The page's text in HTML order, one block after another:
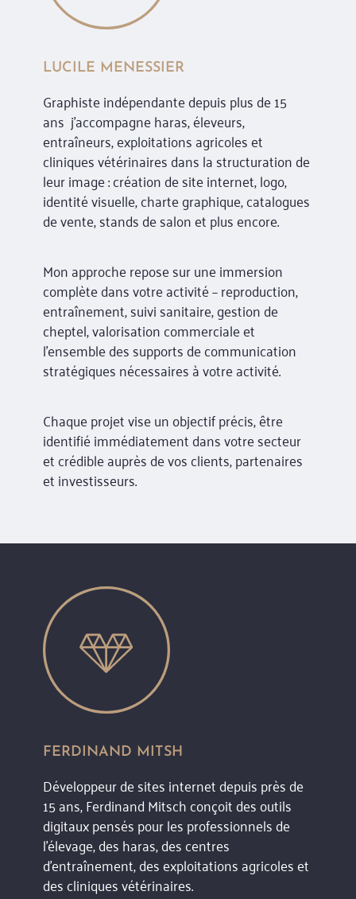
LUCILE MENESSIER
Graphiste indépendante depuis plus de 15
ans j’accompagne haras, éleveurs,
entraîneurs, exploitations agricoles et
cliniques vétérinaires dans la structuration de
leur image : création de site internet, logo,
identité visuelle, charte graphique, catalogues
de vente, stands de salon et plus encore.
Mon approche repose sur une immersion
complète dans votre activité – reproduction,
entraînement, suivi sanitaire, gestion de
cheptel, valorisation commerciale et
l’ensemble des supports de communication
stratégiques nécessaires à votre activité.
Chaque projet vise un objectif précis, être
identifié immédiatement dans votre secteur
et crédible auprès de vos clients, partenaires
et investisseurs.
FERDINAND MITSH
Développeur de sites internet depuis près de
15 ans, Ferdinand Mitsch conçoit des outils
digitaux pensés pour les professionnels de
l’élevage, des haras, des centres
d’entraînement, des exploitations agricoles et
des cliniques vétérinaires.